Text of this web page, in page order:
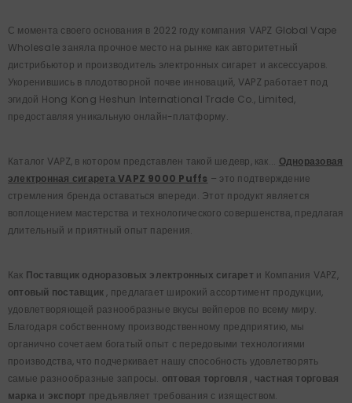
С момента своего основания в 2022 году компания VAPZ Global Vape
Wholesale заняла прочное место на рынке как авторитетный
дистрибьютор и производитель электронных сигарет и аксессуаров.
Укоренившись в плодотворной почве инноваций, VAPZ работает под
эгидой Hong Kong Heshun International Trade Co., Limited,
предоставляя уникальную онлайн-платформу.
Каталог VAPZ, в котором представлен такой шедевр, как... Одноразовая
электронная сигарета VAPZ 9000 Puffs – это подтверждение
стремления бренда оставаться впереди. Этот продукт является
воплощением мастерства и технологического совершенства, предлагая
длительный и приятный опыт парения.
Как Поставщик одноразовых электронных сигарет и Компания VAPZ,
оптовый поставщик , предлагает широкий ассортимент продукции,
удовлетворяющей разнообразные вкусы вейперов по всему миру.
Благодаря собственному производственному предприятию, мы
органично сочетаем богатый опыт с передовыми технологиями
производства, что подчеркивает нашу способность удовлетворять
самые разнообразные запросы. оптовая торговля , частная торговая
марка и экспорт предъявляет требования с изяществом.